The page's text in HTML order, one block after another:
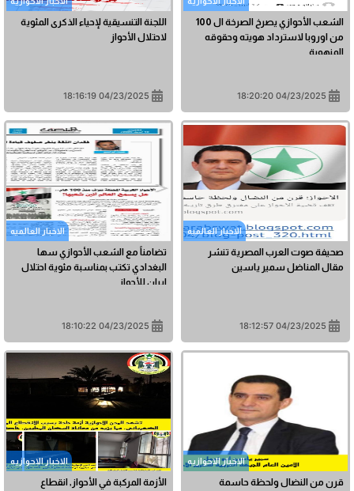
الشعب الأحوازي يصرخ الصرخة ال 100
من اوروبا لاسترداد هويته وحقوقه
المنهوبة
04/23/2025 18:20:20
اللجنة التنسيقية لإحياء الذكرى المئوية
لاحتلال الأحواز
04/23/2025 18:16:19
الاخبار العالمیه
صحيفة صوت العرب المصرية تنشر
مقال المناضل سمير ياسين
04/23/2025 18:12:57
الاخبار العالمیه
تضامناً مع الشعب الأحوازي سها
البغدادي تكتب بمناسبة مئوية احتلال
ايران للأحواز
04/23/2025 18:10:22
الاخبار الاحوازیه
قرن من النضال ولحظة حاسمة
الاخبار الاحوازیه
الأزمة المركبة في الأحواز, انقطاع